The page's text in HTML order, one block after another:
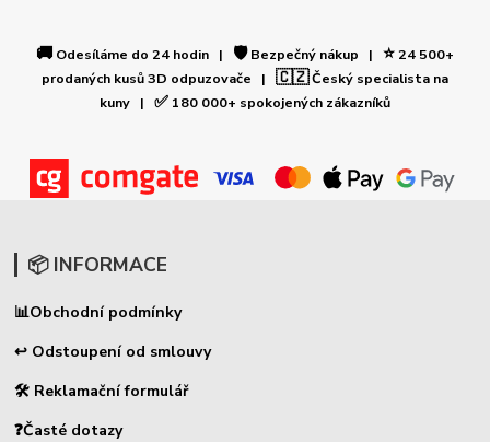
🚚 Odesíláme do 24 hodin | 🛡️Bezpečný nákup | ⭐24 500+
prodaných kusů 3D odpuzovače | 🇨🇿Český specialista na
kuny | ✅ 180 000+ spokojených zákazníků
📦 INFORMACE
📊Obchodní podmínky
↩ Odstoupení od smlouvy
🛠 Reklamační formulář
❓Časté dotazy